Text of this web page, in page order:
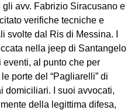
gli avv. Fabrizio Siracusano e
verifiche tecniche e
svolte dal Ris di Messina. I
nella jeep di Santangelo
eventi, al punto che per
porte del “Pagliarelli” di
domiciliari. I suoi avvocati,
della legittima difesa,